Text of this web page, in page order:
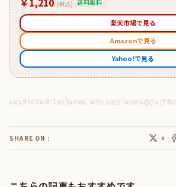
(税込) 送料無料
楽天市場で見る
Amazonで見る
Yahoo!で見る
แผนที่รถไฟฟ้าไทยในกทม. ฉบับ 2022 โดยคนญี่ปุ่น (รีซัง)
SHARE ON : X